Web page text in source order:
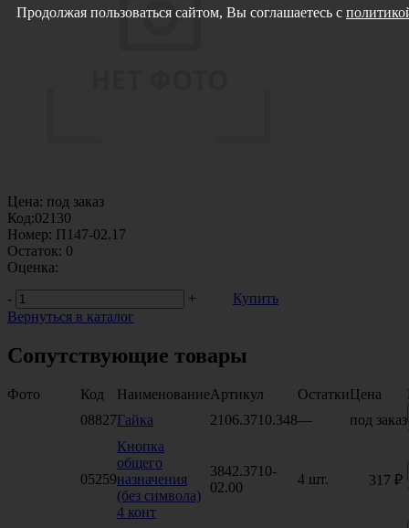
Цена: под заказ
Код:02130
Номер: П147-02.17
Остаток: 0
Оценка:
-
+
Купить
Вернуться в каталог
Сопутствующие товары
Фото Код НаименованиеАртикул ОстаткиЦена
08827Гайка 2106.3710.348— под заказ
05259
Кнопка
общего
назначения
(без символа)
4 конт
3842.3710-
02.00
4 шт. 317 ₽
Продолжая пользоваться сайтом, Вы соглашаетесь с